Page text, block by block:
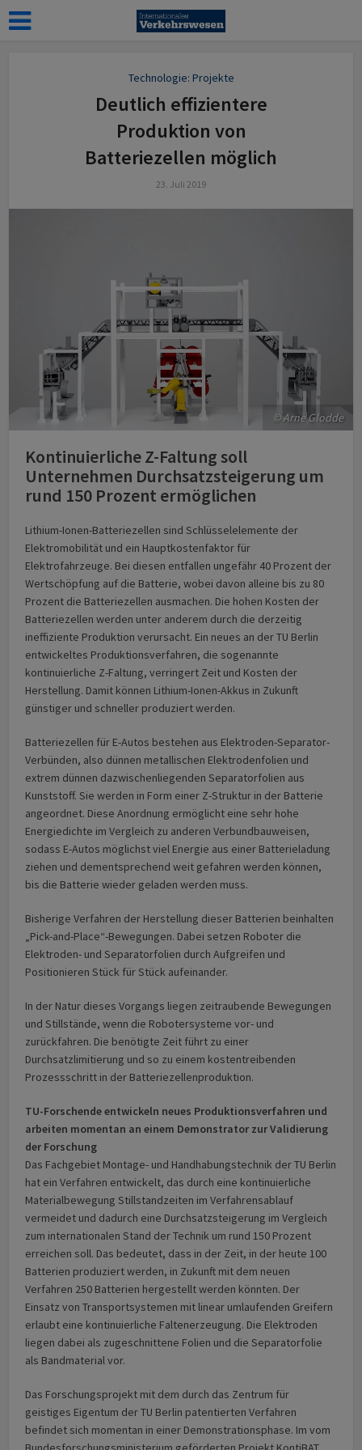
Technologie: Projekte
Deutlich effizientere
Produktion von
Batteriezellen möglich
23. Juli 2019
© Arne Glodde
Kontinuierliche Z-Faltung soll
Unternehmen Durchsatzsteigerung um
rund 150 Prozent ermöglichen
Lithium-Ionen-Batteriezellen sind Schlüsselelemente der
Elektromobilität und ein Hauptkostenfaktor für
Elektrofahrzeuge. Bei diesen entfallen ungefähr 40 Prozent der
Wertschöpfung auf die Batterie, wobei davon alleine bis zu 80
Prozent die Batteriezellen ausmachen. Die hohen Kosten der
Batteriezellen werden unter anderem durch die derzeitig
ineffiziente Produktion verursacht. Ein neues an der TU Berlin
entwickeltes Produktionsverfahren, die sogenannte
kontinuierliche Z-Faltung, verringert Zeit und Kosten der
Herstellung. Damit können Lithium-Ionen-Akkus in Zukunft
günstiger und schneller produziert werden.
Batteriezellen für E-Autos bestehen aus Elektroden-Separator-
Verbünden, also dünnen metallischen Elektrodenfolien und
extrem dünnen dazwischenliegenden Separatorfolien aus
Kunststoff. Sie werden in Form einer Z-Struktur in der Batterie
angeordnet. Diese Anordnung ermöglicht eine sehr hohe
Energiedichte im Vergleich zu anderen Verbundbauweisen,
sodass E-Autos möglichst viel Energie aus einer Batterieladung
ziehen und dementsprechend weit gefahren werden können,
bis die Batterie wieder geladen werden muss.
Bisherige Verfahren der Herstellung dieser Batterien beinhalten
„Pick-and-Place“-Bewegungen. Dabei setzen Roboter die
Elektroden- und Separatorfolien durch Aufgreifen und
Positionieren Stück für Stück aufeinander.
In der Natur dieses Vorgangs liegen zeitraubende Bewegungen
und Stillstände, wenn die Robotersysteme vor- und
zurückfahren. Die benötigte Zeit führt zu einer
Durchsatzlimitierung und so zu einem kostentreibenden
Prozessschritt in der Batteriezellenproduktion.
TU-Forschende entwickeln neues Produktionsverfahren und
arbeiten momentan an einem Demonstrator zur Validierung
der Forschung
Das Fachgebiet Montage- und Handhabungstechnik der TU Berlin
hat ein Verfahren entwickelt, das durch eine kontinuierliche
Materialbewegung Stillstandzeiten im Verfahrensablauf
vermeidet und dadurch eine Durchsatzsteigerung im Vergleich
zum internationalen Stand der Technik um rund 150 Prozent
erreichen soll. Das bedeutet, dass in der Zeit, in der heute 100
Batterien produziert werden, in Zukunft mit dem neuen
Verfahren 250 Batterien hergestellt werden könnten. Der
Einsatz von Transportsystemen mit linear umlaufenden Greifern
erlaubt eine kontinuierliche Faltenerzeugung. Die Elektroden
liegen dabei als zugeschnittene Folien und die Separatorfolie
als Bandmaterial vor.
Das Forschungsprojekt mit dem durch das Zentrum für
geistiges Eigentum der TU Berlin patentierten Verfahren
befindet sich momentan in einer Demonstrationsphase. Im vom